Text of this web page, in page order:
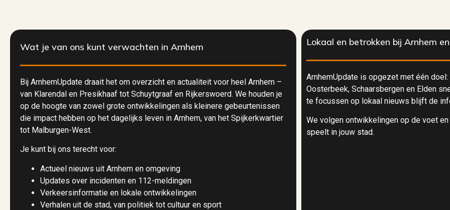
Wat je van ons kunt verwachten in Arnhem
Bij ArnhemUpdate draait het om overzicht en actualiteit voor heel Arnhem –
van Klarendal en Presikhaaf tot Schuytgraaf en Rijkerswoerd. We houden je
op de hoogte van zowel grote ontwikkelingen als kleinere gebeurtenissen
die impact hebben op het dagelijks leven in Arnhem, van het Spijkerkwartier
tot Malburgen-West.
Je kunt bij ons terecht voor:
Actueel nieuws uit Arnhem en omgeving
Updates over incidenten en 112-meldingen
Verkeersinformatie en lokale ontwikkelingen
Verhalen uit de stad, van politiek tot cultuur en sport
Lokaal en betrokken bij Arnhem
ArnhemUpdate is opgezet met één
Oosterbeek, Schaarsbergen en Elden
te focussen op lokaal nieuws blijft de
We volgen ontwikkelingen op de voet
speelt in jouw stad.